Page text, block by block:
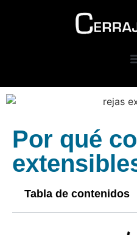
Por qué
Tabla de contenidos